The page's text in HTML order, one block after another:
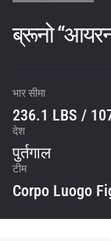
ब्रूनो
भार सीमा
236.1 LBS /
देश
पुर्तगाल
टीम
Corpo Luogo